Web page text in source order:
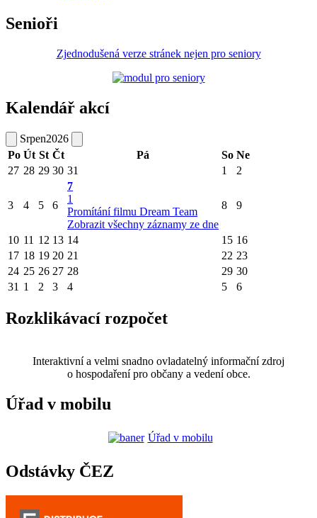
Senioři
Zjednodušená verze stránek nejen pro seniory
Kalendář akcí
Srpen2026
Po Út St Čt Pá So Ne
27 28 29 30 31 1 2
3 4 5 6
7
1
Promítání filmu Dream Team
Zobrazit všechny záznamy ze dne
8 9
10 11 12 13 14 15 16
17 18 19 20 21 22 23
24 25 26 27 28 29 30
31 1 2 3 4 5 6
Rozklikávací rozpočet
Interaktivní a velmi snadno ovladatelný informační zdroj
o hospodaření pro občany a vedení obce.
Úřad v mobilu
Úřad v mobilu
Odstávky ČEZ